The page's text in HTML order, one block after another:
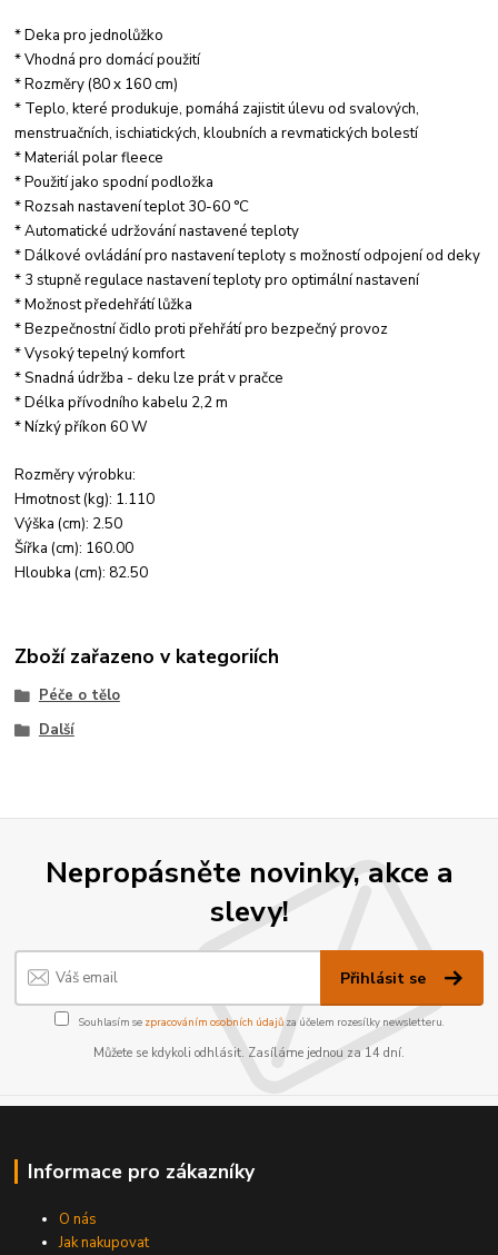
* Deka pro jednolůžko
* Vhodná pro domácí použití
* Rozměry (80 x 160 cm)
* Teplo, které produkuje, pomáhá zajistit úlevu od svalových,
menstruačních, ischiatických, kloubních a revmatických bolestí
* Materiál polar fleece
* Použití jako spodní podložka
* Rozsah nastavení teplot 30-60 °C
* Automatické udržování nastavené teploty
* Dálkové ovládání pro nastavení teploty s možností odpojení od deky
* 3 stupně regulace nastavení teploty pro optimální nastavení
* Možnost předehřátí lůžka
* Bezpečnostní čidlo proti přehřátí pro bezpečný provoz
* Vysoký tepelný komfort
* Snadná údržba - deku lze prát v pračce
* Délka přívodního kabelu 2,2 m
* Nízký příkon 60 W
Rozměry výrobku:
Hmotnost (kg): 1.110
Výška (cm): 2.50
Šířka (cm): 160.00
Hloubka (cm): 82.50
Zboží zařazeno v kategoriích
Péče o tělo
Další
Nepropásněte novinky, akce a
slevy!
Přihlásit se
Souhlasím se zpracováním osobních údajůza účelem rozesílky newsletteru.
Můžete se kdykoli odhlásit. Zasíláme jednou za 14 dní.
Informace pro zákazníky
O nás
Jak nakupovat